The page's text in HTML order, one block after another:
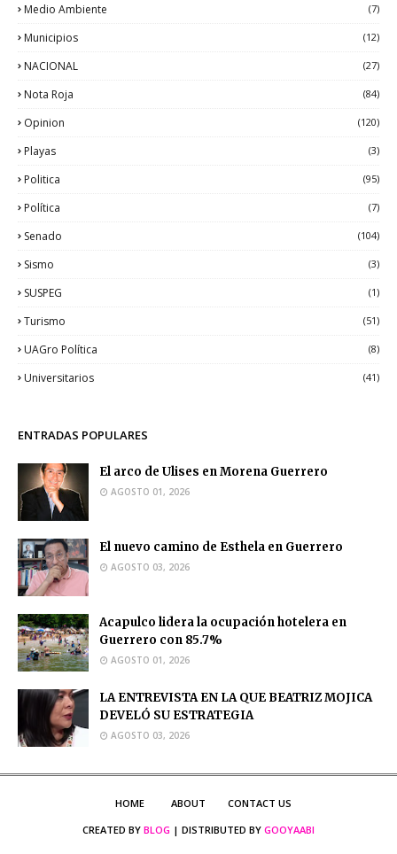
Medio Ambiente (7)
Municipios (12)
NACIONAL (27)
Nota Roja (84)
Opinion (120)
Playas (3)
Politica (95)
Política (7)
Senado (104)
Sismo (3)
SUSPEG (1)
Turismo (51)
UAGro Política (8)
Universitarios (41)
ENTRADAS POPULARES
El arco de Ulises en Morena Guerrero
AGOSTO 01, 2026
El nuevo camino de Esthela en Guerrero
AGOSTO 03, 2026
Acapulco lidera la ocupación hotelera en
Guerrero con 85.7%
AGOSTO 01, 2026
LA ENTREVISTA EN LA QUE BEATRIZ MOJICA
DEVELÓ SU ESTRATEGIA
AGOSTO 03, 2026
HOME ABOUT
CONTACT US
CREATED BY BLOG | DISTRIBUTED BY GOOYAABI